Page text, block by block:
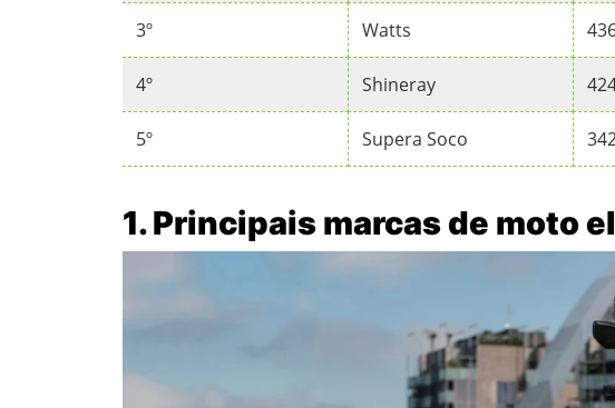
3º Watts
4º Shineray
5º Supera Soco
1. Principais marcas de moto